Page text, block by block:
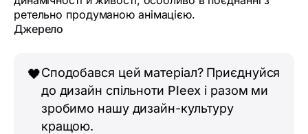
ретельно продуманою анімацією.
Джерело
🖤Сподобався цей матеріал? Приєднуйся
до дизайн спільноти Pleex і разом ми
зробимо нашу дизайн-культуру
кращою.